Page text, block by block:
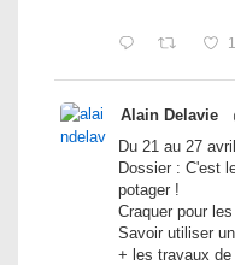
1
Alain Delavie
Du 21 au 27
Dossier : C'est
potager !
Craquer pour
Savoir utiliser
+ les travaux de